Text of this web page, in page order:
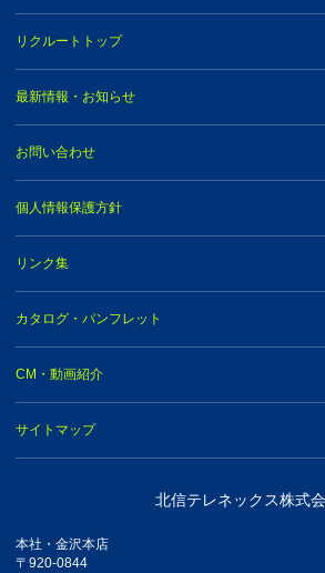
リクルートトップ
最新情報・お知らせ
お問い合わせ
個人情報保護方針
リンク集
カタログ・パンフレット
CM・動画紹介
サイトマップ
北信テレネックス株式
本社・金沢本店
〒920-0844